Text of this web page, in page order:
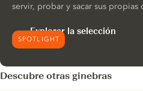
SPOTLIGHT
servir, probar y sacar sus propias
Explorar la selección
Descubre otras ginebras